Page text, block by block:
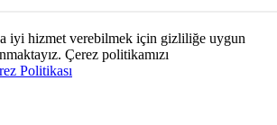
iyi hizmet verebilmek için gizliliğe uygun
Çerez politikamızı
Politikası